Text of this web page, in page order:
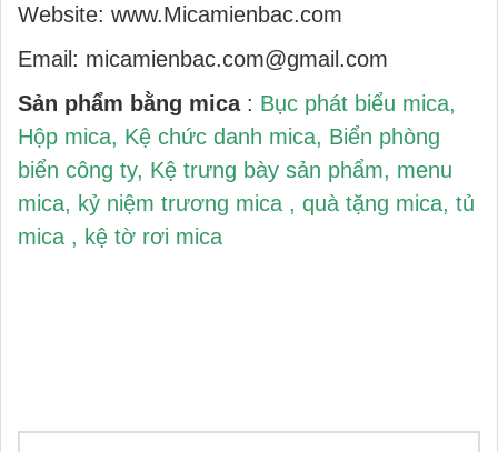
Website: www.Micamienbac.com
Email: micamienbac.com@gmail.com
Sản phẩm bằng mica: Bục phát biểu mica,
Hộp mica, Kệ chức danh mica, Biển phòng
biển công ty, Kệ trưng bày sản phẩm, menu
mica, kỷ niệm trương mica , quà tặng mica, tủ
mica , kệ tờ rơi mica